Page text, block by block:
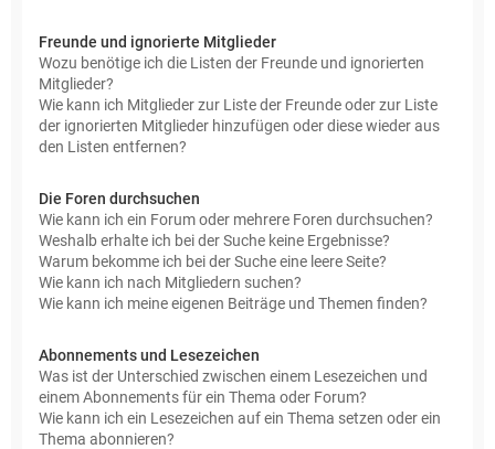
Freunde und ignorierte Mitglieder
Wozu benötige ich die Listen der Freunde und ignorierten
Mitglieder?
Wie kann ich Mitglieder zur Liste der Freunde oder zur Liste
der ignorierten Mitglieder hinzufügen oder diese wieder aus
den Listen entfernen?
Die Foren durchsuchen
Wie kann ich ein Forum oder mehrere Foren durchsuchen?
Weshalb erhalte ich bei der Suche keine Ergebnisse?
Warum bekomme ich bei der Suche eine leere Seite?
Wie kann ich nach Mitgliedern suchen?
Wie kann ich meine eigenen Beiträge und Themen finden?
Abonnements und Lesezeichen
Was ist der Unterschied zwischen einem Lesezeichen und
einem Abonnements für ein Thema oder Forum?
Wie kann ich ein Lesezeichen auf ein Thema setzen oder ein
Thema abonnieren?